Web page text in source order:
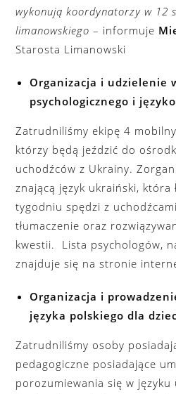
wykonują koordynatorzy w 12
limanowskiego – informuje
Starosta Limanowski
Organizacja i udzielenie
psychologicznego i
Zatrudniliśmy ekipę 4
którzy będą jeździć do
uchodźców z Ukrainy.
znającą język ukraiński, która
tygodniu spędzi z
tłumaczenie oraz
kwestii. Lista psychologów,
znajduje się na stronie
Organizacja i
języka polskiego dla
Zatrudniliśmy osoby
pedagogiczne posiadające
porozumiewania się w języku